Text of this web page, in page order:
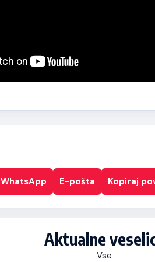
WhatsApp E-pošta Kopiraj
Aktualne
Vse